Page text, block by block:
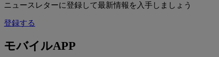
ニュースレターに登録して最新情報を入手しましょう
登録する
モバイルAPP